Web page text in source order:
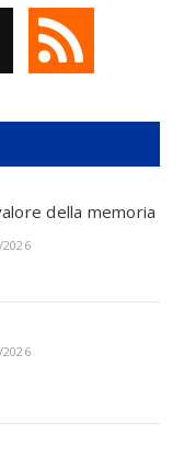
della memoria